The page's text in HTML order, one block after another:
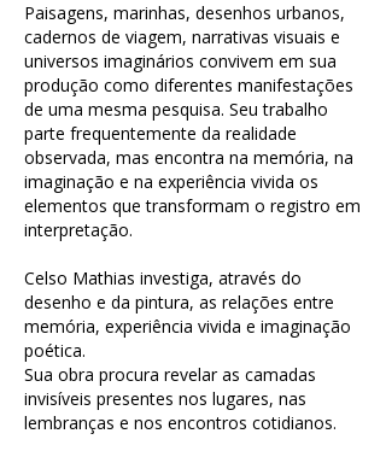
Paisagens, marinhas, desenhos urbanos,
cadernos de viagem, narrativas visuais e
universos imaginários convivem em sua
produção como diferentes manifestações
de uma mesma pesquisa. Seu trabalho
parte frequentemente da realidade
observada, mas encontra na memória, na
imaginação e na experiência vivida os
elementos que transformam o registro em
interpretação.​
Celso Mathias investiga, através do
desenho e da pintura, as relações entre
memória, experiência vivida e imaginação
poética.
Sua obra procura revelar as camadas
invisíveis presentes nos lugares, nas
lembranças e nos encontros cotidianos.